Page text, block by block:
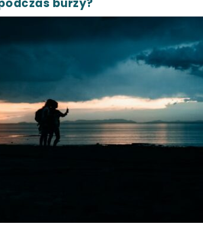
burzy?